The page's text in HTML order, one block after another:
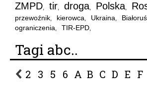
ZMPD, tir, droga, Polska,
przewoźnik, kierowca, Ukraina, Białoruś
ograniczenia, TIR-EPD,
Tagi abc..
2 3 5 6 A B C D E F